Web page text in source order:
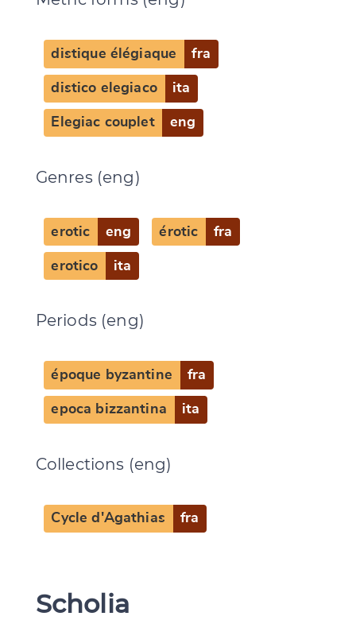
distique élégiaque fra
distico elegiaco ita
Elegiac couplet eng
Genres (eng)
erotic eng érotic fra
erotico ita
Periods (eng)
époque byzantine fra
epoca bizzantina ita
Collections (eng)
Cycle d'Agathias fra
Scholia
Change language